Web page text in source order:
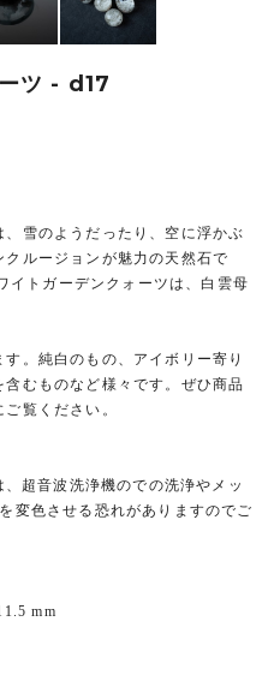
ツ - d17
、雪のようだったり、空に浮かぶ
ルージョンが魅力の天然石で
イトガーデンクォーツは、白雲母
。純白のもの、アイボリー寄り
むものなど様々です。ぜひ商品
覧ください。
超音波洗浄機のでの洗浄やメッ
変色させる恐れがありますのでご
mm